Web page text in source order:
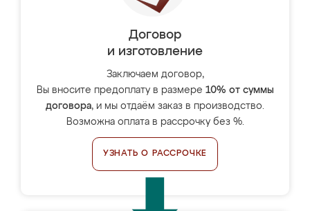
Договор
и изготовление
Заключаем договор,
Вы вносите предоплату в размере 10% от суммы
договора, и мы отдаём заказ в производство.
Возможна оплата в рассрочку без %.
УЗНАТЬ О РАССРОЧКЕ